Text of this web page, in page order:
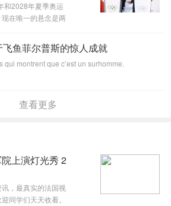
和2028年夏季奥运
在唯一的悬念是两
鱼菲尔普斯的惊人成就
montrent que c’est un surhomme.
查看更多
上演灯光秀 2
，最真实的法国视
同学们天天收看。